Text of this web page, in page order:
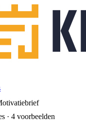
· 4 voorbeelden